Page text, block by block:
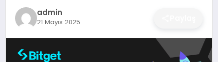
DÜNYA
SIYASET
admin
21 Mayıs 2025